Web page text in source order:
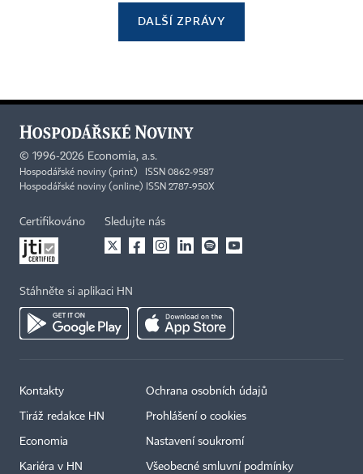
DALŠÍ ZPRÁVY
© 1996-2026 Economia, a.s.
Hospodářské noviny (print) ISSN 0862-9587
Hospodářské noviny (online) ISSN 2787-950X
Certifikováno Sledujte nás
Stáhněte si aplikaci HN
Kontakty
Tiráž redakce HN
Economia
Kariéra v HN
Ochrana osobních údajů
Prohlášení o cookies
Nastavení soukromí
Všeobecné smluvní podmínky